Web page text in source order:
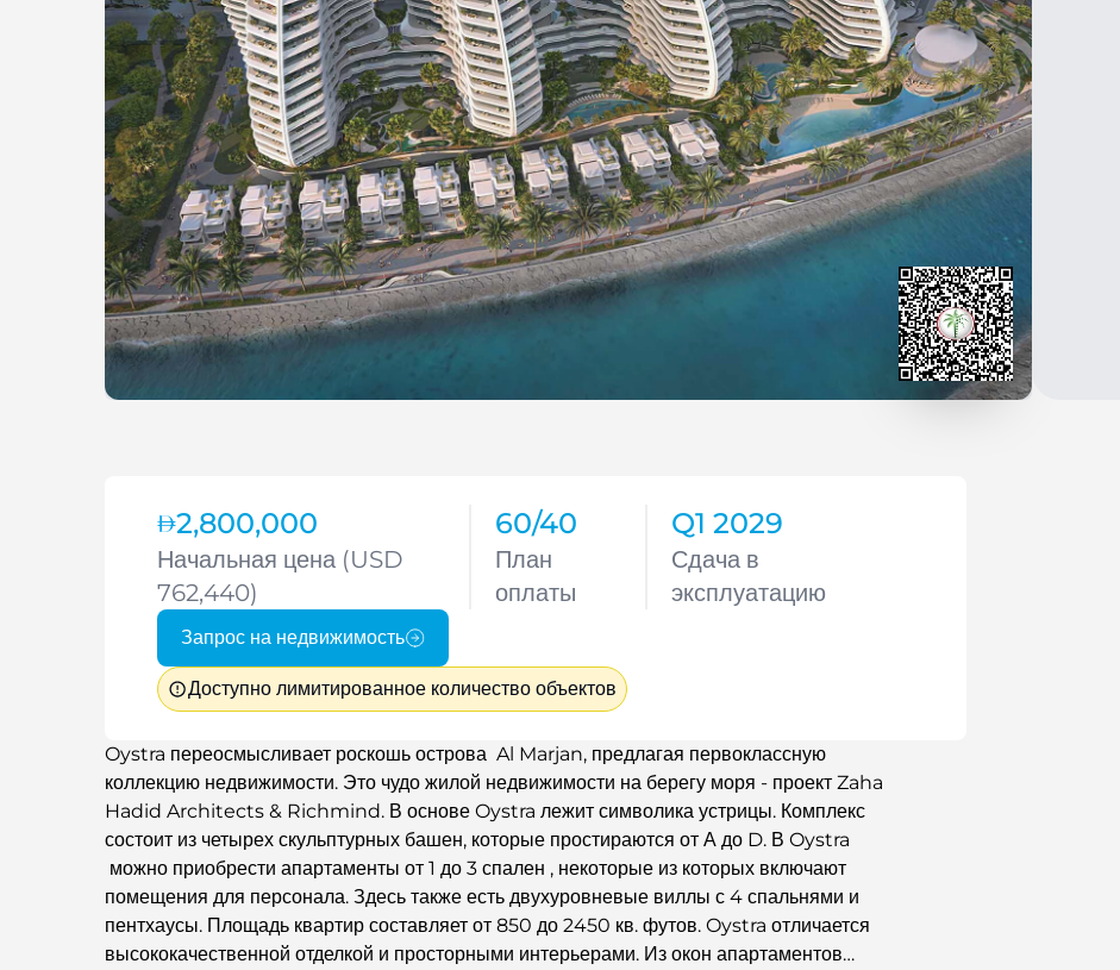
2,800,000
Начальная цена (USD
762,440)
60/40
План
оплаты
Q1 2029
Сдача в
эксплуатацию
Запрос на недвижимость
Доступно лимитированное количество объектов
Oystra переосмысливает роскошь острова Al Marjan, предлагая первоклассную
коллекцию недвижимости. Это чудо жилой недвижимости на берегу моря - проект Zaha
Hadid Architects & Richmind. В основе Oystra лежит символика устрицы. Комплекс
состоит из четырех скульптурных башен, которые простираются от А до D. В Oystra
можно приобрести апартаменты от 1 до 3 спален , некоторые из которых включают
помещения для персонала. Здесь также есть двухуровневые виллы с 4 спальнями и
пентхаусы. Площадь квартир составляет от 850 до 2450 кв. футов. Oystra отличается
высококачественной отделкой и просторными интерьерами. Из окон апартаментов